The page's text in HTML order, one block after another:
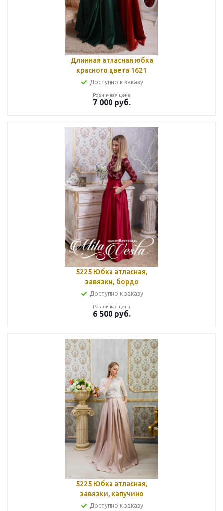
Длинная атласная юбка
красного цвета 1621
Доступно к заказу
Розничная цена
7 000руб.
5225 Юбка атласная,
завязки, бордо
Доступно к заказу
Розничная цена
6 500руб.
5225 Юбка атласная,
завязки, капучино
Доступно к заказу